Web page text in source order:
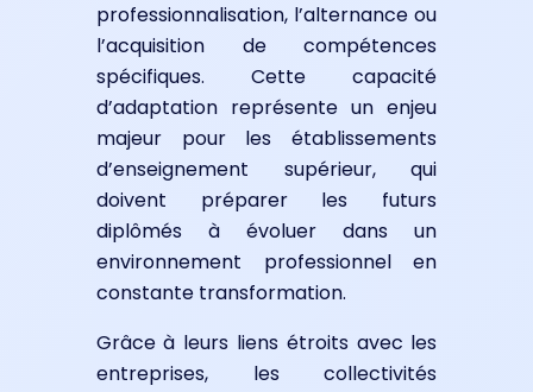
professionnalisation, l’alternance ou
l’acquisition de compétences
spécifiques. Cette capacité
d’adaptation représente un enjeu
majeur pour les établissements
d’enseignement supérieur, qui
doivent préparer les futurs
diplômés à évoluer dans un
environnement professionnel en
constante transformation.
Grâce à leurs liens étroits avec les
entreprises, les collectivités